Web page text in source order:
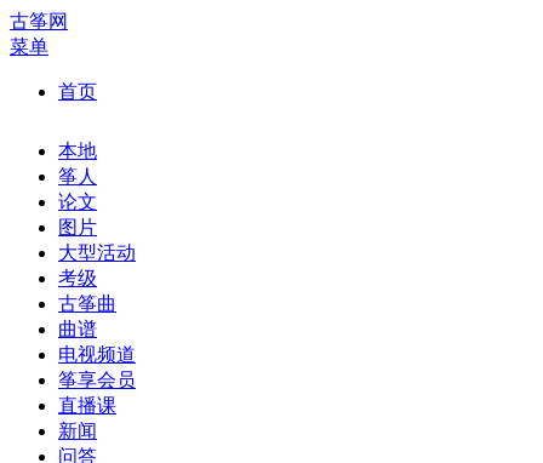
古筝网
菜单
首页
本地
筝人
论文
图片
大型活动
考级
古筝曲
曲谱
电视频道
筝享会员
直播课
新闻
问答